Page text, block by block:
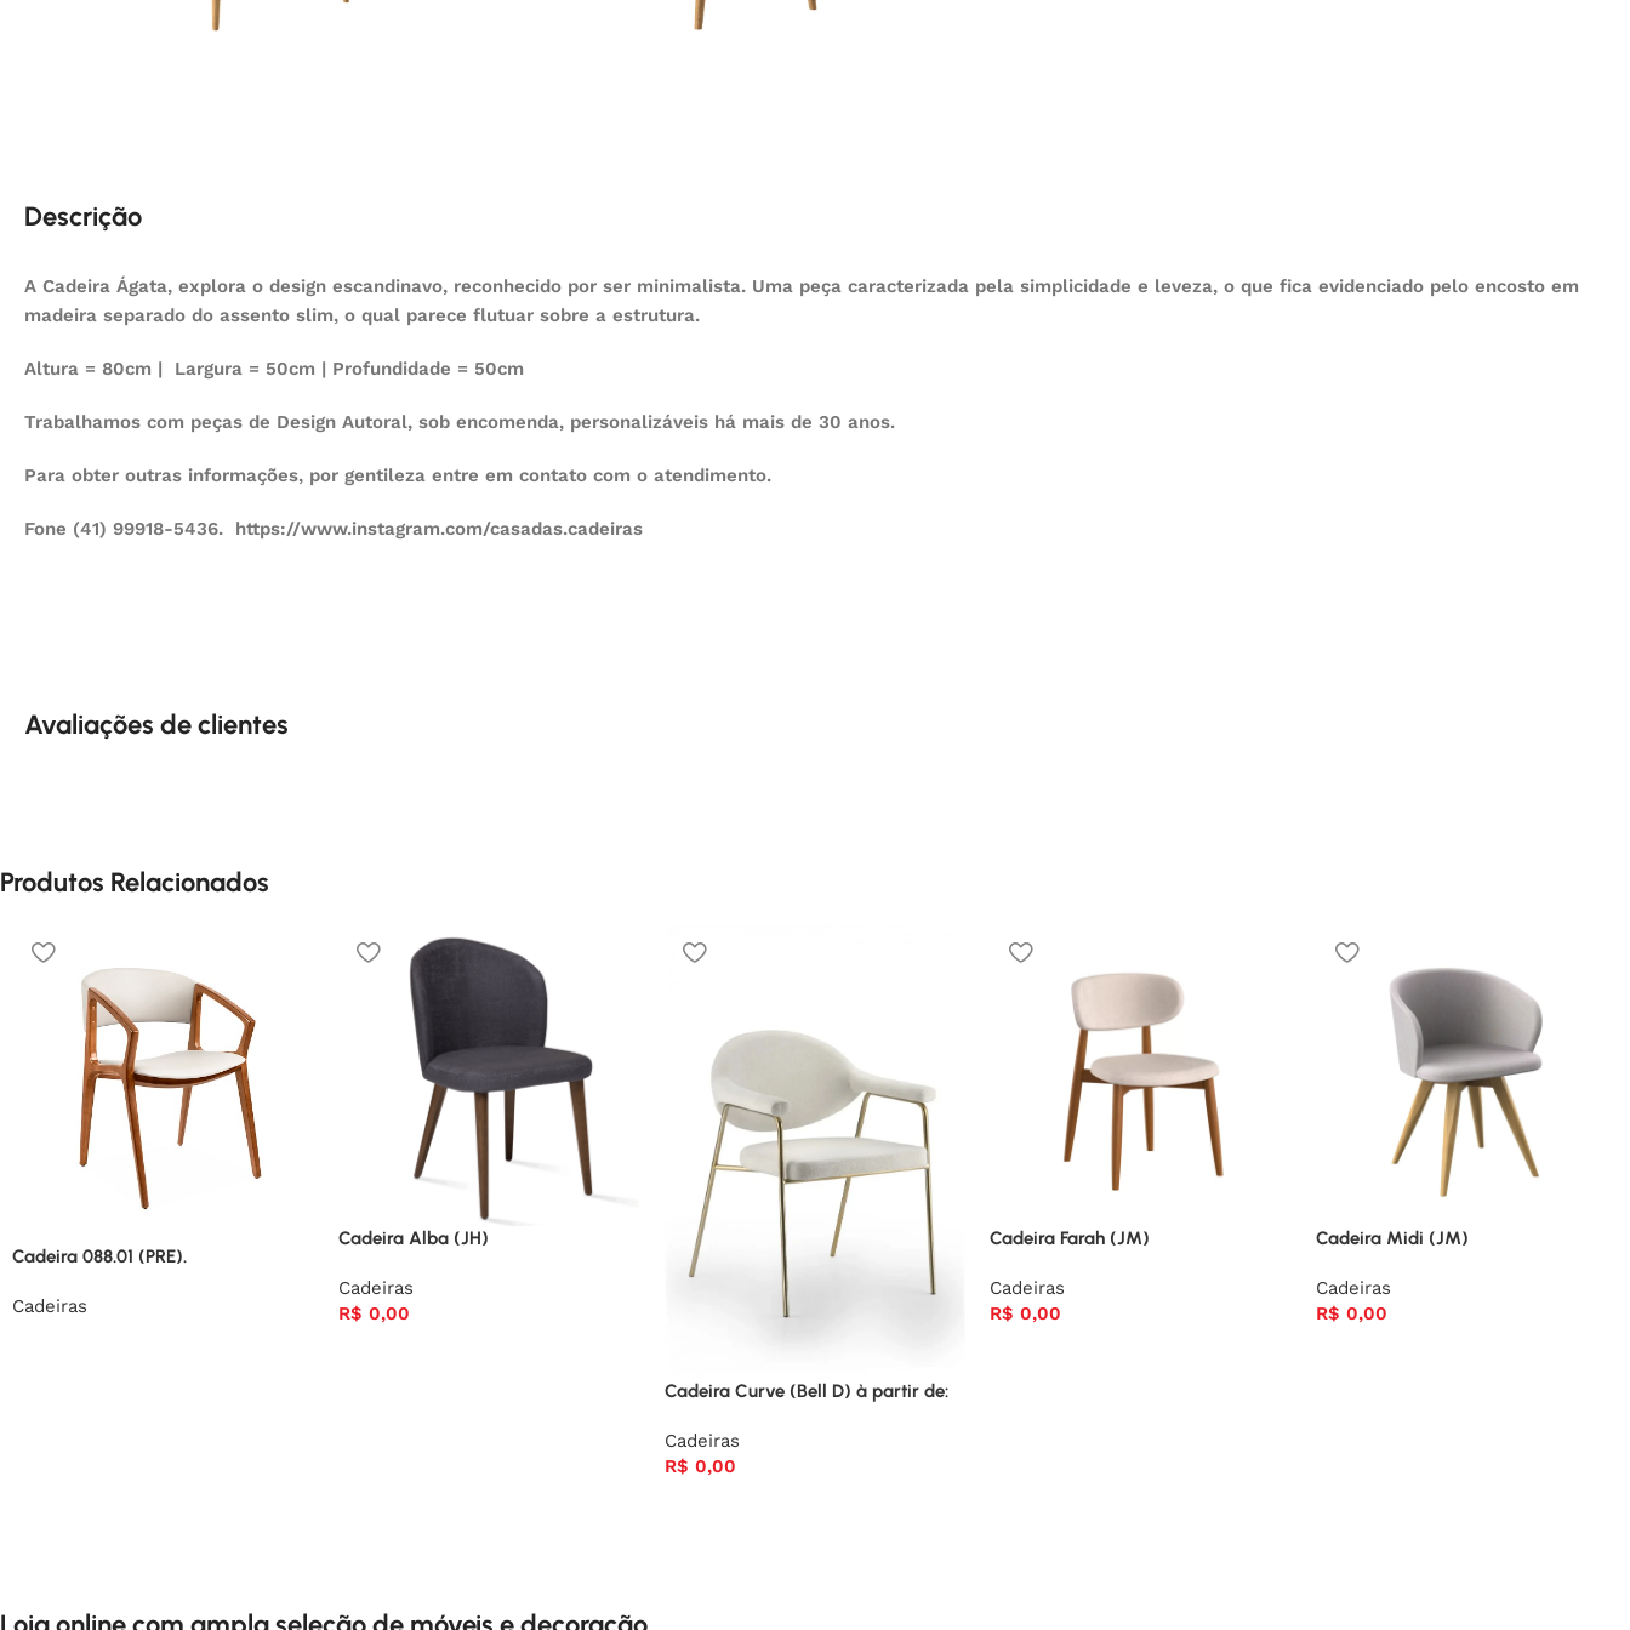
Descrição
A Cadeira Ágata, explora o design escandinavo, reconhecido por ser minimalista. Uma peça caracterizada pela simplicidade e leveza, o que fica evidenciado pelo encosto em
madeira separado do assento slim, o qual parece flutuar sobre a estrutura.
Altura = 80cm | Largura = 50cm | Profundidade = 50cm
Trabalhamos com peças de Design Autoral, sob encomenda, personalizáveis há mais de 30 anos.
Para obter outras informações, por gentileza entre em contato com o atendimento.
Fone (41) 99918-5436. https://www.instagram.com/casadas.cadeiras
Avaliações de clientes
Produtos Relacionados
Cadeira 088.01 (PRE).
Cadeiras
Cadeira Alba (JH)
Cadeiras
R$ 0,00
Cadeira Curve (Bell D) à partir de:
Cadeiras
R$ 0,00
Cadeira Farah (JM)
Cadeiras
R$ 0,00
Cadeira Midi (JM)
Cadeiras
R$ 0,00